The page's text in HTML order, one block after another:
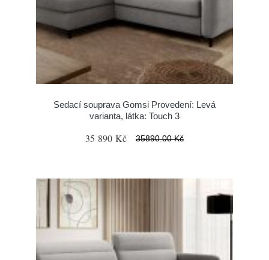
Sedací souprava Gomsi Provedení: Levá
varianta, látka: Touch 3
35 890 Kč 35890.00 Kč